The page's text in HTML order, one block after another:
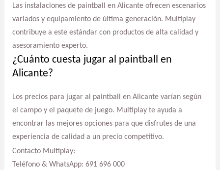
Las instalaciones de paintball en Alicante ofrecen escenarios
variados y equipamiento de última generación. Multiplay
contribuye a este estándar con productos de alta calidad y
asesoramiento experto.
¿Cuánto cuesta jugar al paintball en
Alicante?
Los precios para jugar al paintball en Alicante varían según
el campo y el paquete de juego. Multiplay te ayuda a
encontrar las mejores opciones para que disfrutes de una
experiencia de calidad a un precio competitivo.
Contacto Multiplay:
Teléfono & WhatsApp: 691 696 000